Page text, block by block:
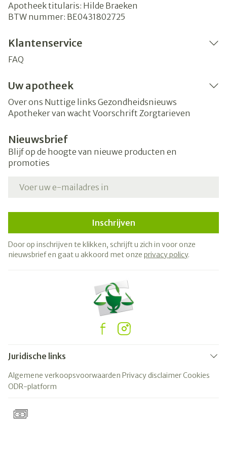
Apotheek titularis: Hilde Braeken
BTW nummer: BE0431802725
Klantenservice
FAQ
Uw apotheek
Over ons Nuttige links Gezondheidsnieuws
Apotheker van wacht Voorschrift Zorgtarieven
Nieuwsbrief
Blijf op de hoogte van nieuwe producten en
promoties
Inschrijven
Door op inschrijven te klikken, schrijft u zich in voor onze
nieuwsbrief en gaat u akkoord met onze privacy policy.
Juridische links
Algemene verkoopsvoorwaarden Privacy disclaimerCookies
ODR-platform